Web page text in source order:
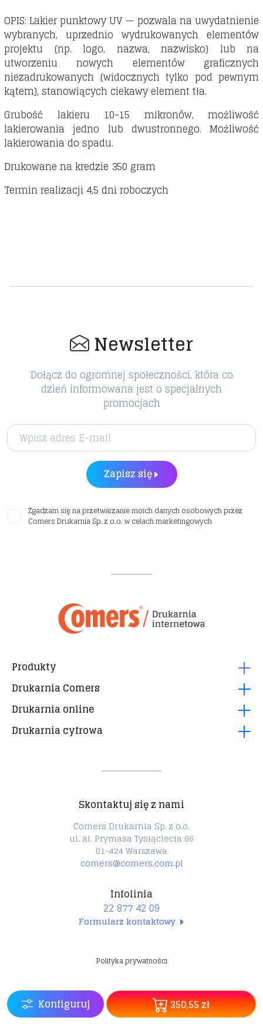
OPIS: Lakier punktowy UV — pozwala na uwydatnienie
wybranych, uprzednio wydrukowanych elementów
projektu (np. logo, nazwa, nazwisko) lub na
utworzeniu nowych elementów graficznych
niezadrukowanych (widocznych tylko pod pewnym
kątem), stanowiących ciekawy element tła.
Grubość lakieru 10-15 mikronów, możliwość
lakierowania jedno lub dwustronnego. Możliwość
lakierowania do spadu.
Drukowane na kredzie 350 gram
Termin realizacji 4,5 dni roboczych
Konfiguruj 350,55 zł
Newsletter
Dołącz do ogromnej społeczności, która co
dzień informowana jest o specjalnych
promocjach
Zapisz się
Zgadzam się na przetwarzanie moich danych osobowych przez
Comers Drukarnia Sp. z o.o. w celach marketingowych
Produkty
Roll up 24h
Wizytówki cyfrowe 24h
Plakaty 24h
Pianki FOAM 24h
Folie samoprzylepne
Drukarnia Comers
Pytania i odpowiedzi
Regulamin
Drukarnia cyfrowa
Drukarnia online
Jak przygotować projekt?
Skontaktuj się z nami
Comers Drukarnia Sp. z o.o.
ul. al. Prymasa Tysiąclecia 66
01-424 Warszawa
comers@comers.com.pl
Infolinia
22 877 42 09
Formularz kontaktowy
Polityka prywatności